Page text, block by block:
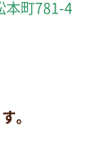
本町781-4
。